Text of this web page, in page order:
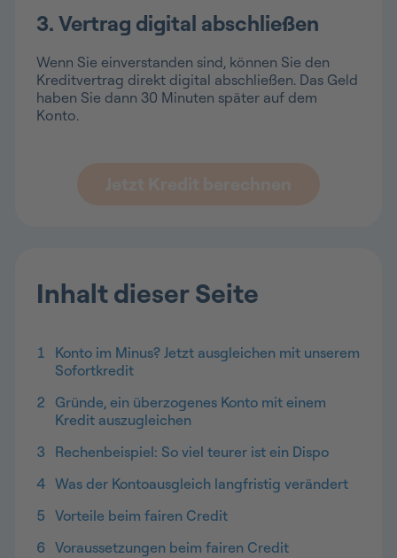
3. Vertrag digital abschließen
Wenn Sie einverstanden sind, können Sie den
Kreditvertrag direkt digital abschließen. Das Geld
haben Sie dann 30 Minuten später auf dem
Konto.
Inhalt dieser Seite
1
Konto im Minus? Jetzt ausgleichen mit unserem
Sofortkredit
2
Gründe, ein überzogenes Konto mit einem
Kredit auszugleichen
3
Rechenbeispiel: So viel teurer ist ein Dispo
4 Was der Kontoausgleich langfristig verändert
5 Vorteile beim fairen Credit
6 Voraussetzungen beim fairen Credit